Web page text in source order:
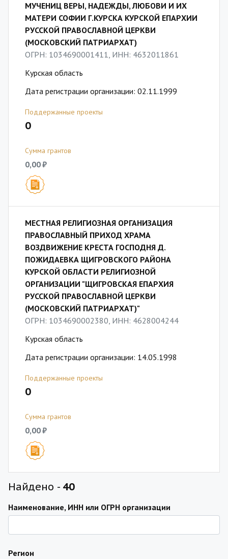
МУЧЕНИЦ ВЕРЫ, НАДЕЖДЫ, ЛЮБОВИ И ИХ
МАТЕРИ СОФИИ Г.КУРСКА КУРСКОЙ ЕПАРХИИ
РУССКОЙ ПРАВОСЛАВНОЙ ЦЕРКВИ
(МОСКОВСКИЙ ПАТРИАРХАТ)
ОГРН: 1034690001411, ИНН: 4632011861
Курская область
Дата регистрации организации: 02.11.1999
Поддержанные проекты
0
Сумма грантов
0,00 ₽
МЕСТНАЯ РЕЛИГИОЗНАЯ ОРГАНИЗАЦИЯ
ПРАВОСЛАВНЫЙ ПРИХОД ХРАМА
ВОЗДВИЖЕНИЕ КРЕСТА ГОСПОДНЯ Д.
ПОЖИДАЕВКА ЩИГРОВСКОГО РАЙОНА
КУРСКОЙ ОБЛАСТИ РЕЛИГИОЗНОЙ
ОРГАНИЗАЦИИ "ЩИГРОВСКАЯ ЕПАРХИЯ
РУССКОЙ ПРАВОСЛАВНОЙ ЦЕРКВИ
(МОСКОВСКИЙ ПАТРИАРХАТ)"
ОГРН: 1034690002380, ИНН: 4628004244
Курская область
Дата регистрации организации: 14.05.1998
Поддержанные проекты
0
Сумма грантов
0,00 ₽
Найдено - 40
Наименование, ИНН или ОГРН организации
Регион